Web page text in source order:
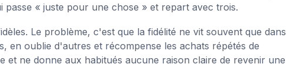
« juste pour une chose » et repart avec trois.
Le problème, c'est que la fidélité ne vit souvent que dans
en oublie d'autres et récompense les achats répétés de
et ne donne aux habitués aucune raison claire de revenir une